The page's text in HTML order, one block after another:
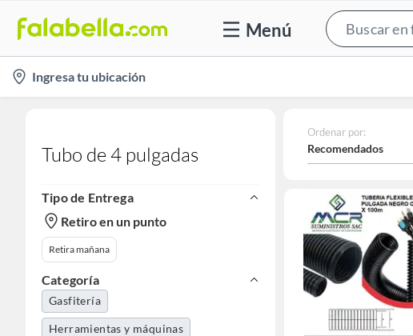
Menú
location-
icon
Ingresa tu ubicación
Tubo de 4 pulgadas
Tipo de Entrega
Retiro en un punto
Retira mañana
Categoría
Gasfitería
Herramientas y máquinas
Ordenar por:
Recomendados